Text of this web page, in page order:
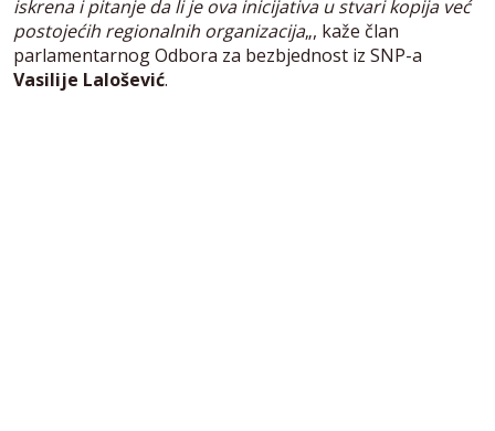
iskrena i pitanje da li je ova inicijativa u stvari kopija već
postojećih regionalnih organizacija„, kaže član
parlamentarnog Odbora za bezbjednost iz SNP-a
Vasilije Lalošević.